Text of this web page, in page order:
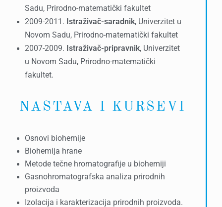
Sadu, Prirodno-matematički fakultet
2009-2011. Istraživač-saradnik, Univerzitet u
Novom Sadu, Prirodno-matematički fakultet
2007-2009. Istraživač-pripravnik, Univerzitet
u Novom Sadu, Prirodno-matematički
fakultet.
NASTAVA I KURSEVI
Osnovi biohemije
Biohemija hrane
Metode tečne hromatografije u biohemiji
Gasnohromatografska analiza prirodnih
proizvoda
Izolacija i karakterizacija prirodnih proizvoda.